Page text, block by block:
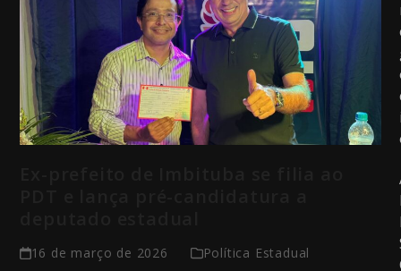
16 de março de 2026 Política Estadual